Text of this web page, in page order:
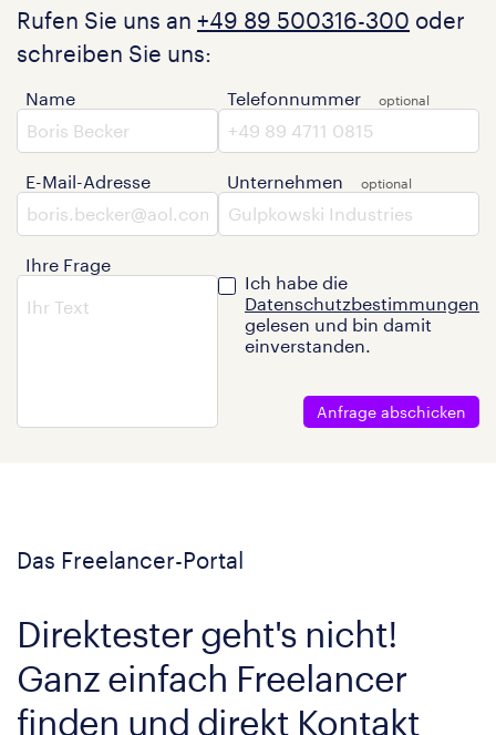
Rufen Sie uns an +49 89 500316-300 oder
schreiben Sie uns:
Name
E-Mail-Adresse
Ihre Frage
Telefonnummer
Unternehmen
Ich habe die
Datenschutzbestimmungen
gelesen und bin damit
einverstanden.
Anfrage abschicken
Das Freelancer-Portal
Direktester geht's nicht!
Ganz einfach Freelancer
finden und direkt Kontakt